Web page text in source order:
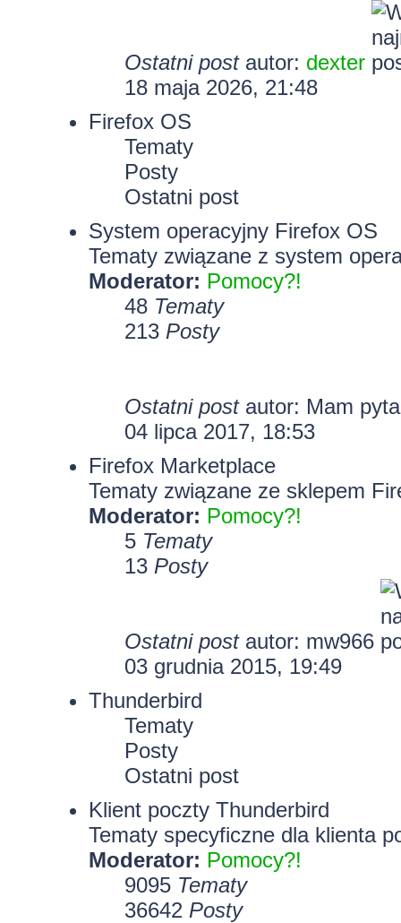
Ostatni postautor: dexter
18 maja 2026, 21:48
Firefox OS
Tematy
Posty
Ostatni post
System operacyjny Firefox OS
Tematy związane z system
Moderator: Pomocy?!
48 Tematy
213 Posty
Ostatni postautor: Mam
04 lipca 2017, 18:53
Firefox Marketplace
Tematy związane ze sklepem
Moderator: Pomocy?!
5 Tematy
13 Posty
Ostatni postautor: mw966
03 grudnia 2015, 19:49
Thunderbird
Tematy
Posty
Ostatni post
Klient poczty Thunderbird
Tematy specyficzne dla klienta
Moderator: Pomocy?!
9095 Tematy
36642 Posty